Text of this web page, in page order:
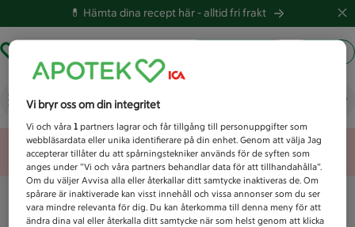
💊 Hämta dina recept här -alltid fri frakt
Vad letar du efter idag?
Unknown error
Vi bryr oss om din integritet
Vi och våra1 partners lagrar och får tillgång till personuppgifter som
webbläsardata eller unika identifierare på din enhet. Genom att välja Jag
accepterar tillåter du att spårningstekniker används för de syften som
anges under ”Vi och våra partners behandlar data för att tillhandahålla”.
Om du väljer Avvisa alla eller återkallar ditt samtycke inaktiveras de. Om
spårare är inaktiverade kan visst innehåll och vissa annonser som du ser
vara mindre relevanta för dig. Du kan återkomma till denna meny för att
ändra dina val eller återkalla ditt samtycke när som helst genom att klicka